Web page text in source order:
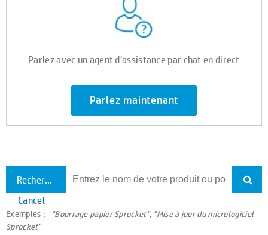
Parlez avec un agent d'assistance par chat en direct
Parlez maintenant
Rechercher tout le support
Cancel
Exemples： "Bourrage papier Sprocket", "Mise à jour du micrologiciel
Sprocket"